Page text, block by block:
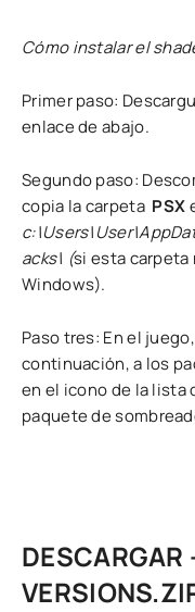
Cómo instalar el
Primer paso:
enlace de abajo.
Segundo paso:
copia la carpeta PSX
acks\ (si esta carpeta
Windows).
Paso tres: En el
continuación, a los
en el icono de la lista
paquete de